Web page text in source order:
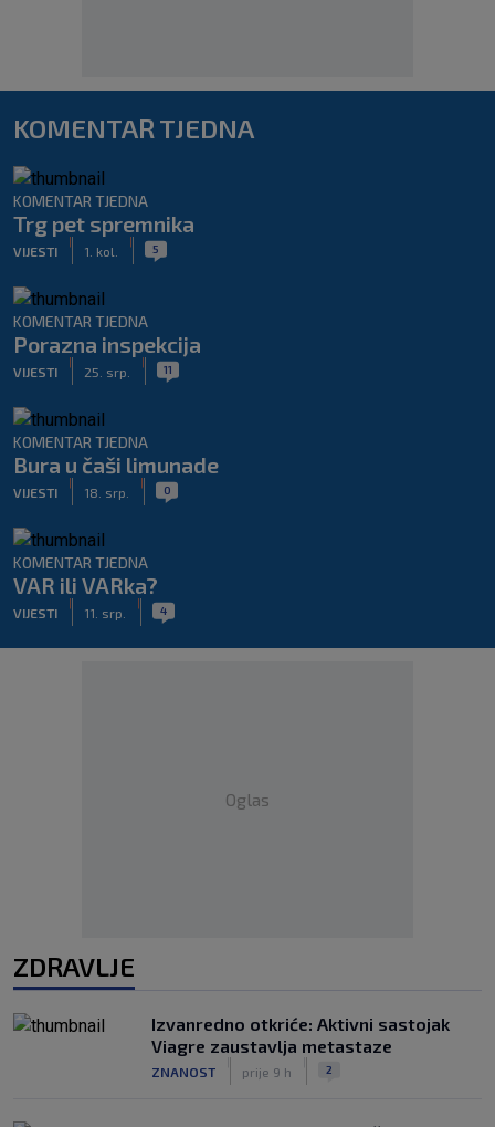
KOMENTAR TJEDNA
KOMENTAR TJEDNA
Trg pet spremnika
VIJESTI 1. kol. 5
KOMENTAR TJEDNA
Porazna inspekcija
VIJESTI 25. srp. 11
KOMENTAR TJEDNA
Bura u čaši limunade
VIJESTI 18. srp. 0
KOMENTAR TJEDNA
VAR ili VARka?
VIJESTI 11. srp. 4
Oglas
ZDRAVLJE
Izvanredno otkriće: Aktivni sastojak
Viagre zaustavlja metastaze
ZNANOST prije 9 h 2